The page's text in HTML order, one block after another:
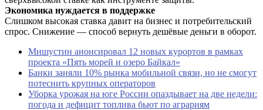
Экономика нуждается в поддержке
Слишком высокая ставка давит на бизнес и потребительский
спрос. Снижение — способ вернуть дешёвые деньги в оборот.
Мишустин анонсировал 12 новых курортов в рамках
проекта «Пять морей и озеро Байкал»
Банки заняли 10% рынка мобильной связи, но не смогут
потеснить крупных операторов
Уборка урожая на юге России опаздывает на две недели:
погода и дефицит топлива бьют по аграриям